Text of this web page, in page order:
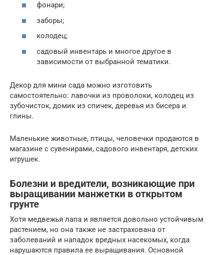
фонари;
заборы;
колодец;
садовый инвентарь и многое другое в
зависимости от выбранной тематики.
Декор для мини сада можно изготовить
самостоятельно: лавочки из проволоки, колодец из
зубочисток, домик из спичек, деревья из бисера и
глины.
Маленькие животные, птицы, человечки продаются в
магазине с сувенирами, садового инвентаря, детских
игрушек.
Болезни и вредители, возникающие при
выращивании манжетки в открытом
грунте
Хотя медвежья лапа и является довольно устойчивым
растением, но она также не застрахована от
заболеваний и нападок вредных насекомых, когда
нарушаются правила ее выращивания. Основной